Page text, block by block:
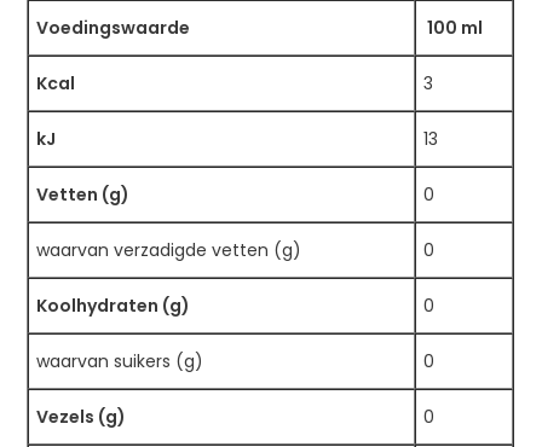
Voedingswaarde 100 ml
Kcal 3
kJ 13
Vetten (g) 0
waarvan verzadigde vetten (g) 0
Koolhydraten (g) 0
waarvan suikers (g) 0
Vezels (g) 0